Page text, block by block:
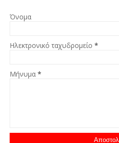
Όνομα
Ηλεκτρονικό ταχυδρομείο *
Μήνυμα *